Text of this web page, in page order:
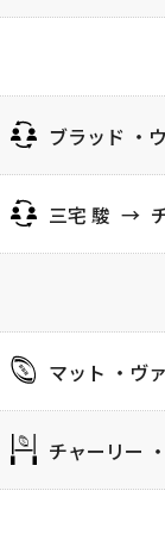
ブラッド ・
三宅 駿 →
マット ・ヴ
チャーリー